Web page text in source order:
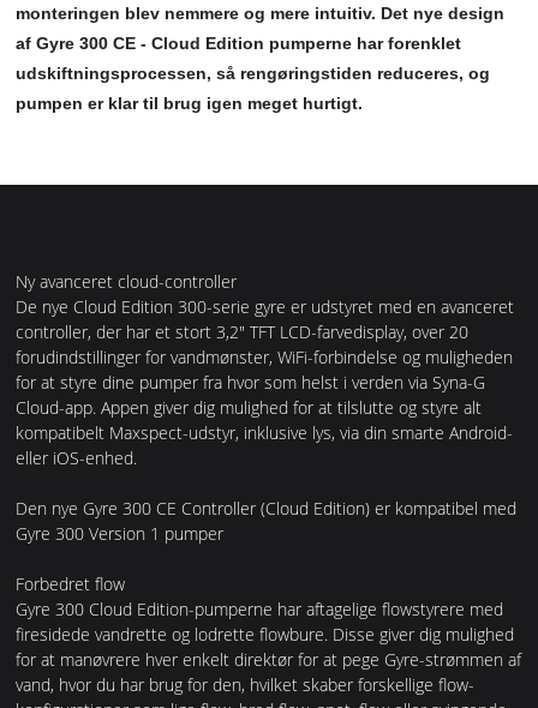
monteringen blev nemmere og mere intuitiv. Det nye design
af Gyre 300 CE - Cloud Edition pumperne har forenklet
udskiftningsprocessen, så rengøringstiden reduceres, og
pumpen er klar til brug igen meget hurtigt.
Ny avanceret cloud-controller
De nye Cloud Edition 300-serie gyre er udstyret med en avanceret
controller, der har et stort 3,2" TFT LCD-farvedisplay, over 20
forudindstillinger for vandmønster, WiFi-forbindelse og muligheden
for at styre dine pumper fra hvor som helst i verden via Syna-G
Cloud-app. Appen giver dig mulighed for at tilslutte og styre alt
kompatibelt Maxspect-udstyr, inklusive lys, via din smarte Android-
eller iOS-enhed.
Den nye Gyre 300 CE Controller (Cloud Edition) er kompatibel med
Gyre 300 Version 1 pumper
Forbedret flow
Gyre 300 Cloud Edition-pumperne har aftagelige flowstyrere med
firesidede vandrette og lodrette flowbure. Disse giver dig mulighed
for at manøvrere hver enkelt direktør for at pege Gyre-strømmen af
vand, hvor du har brug for den, hvilket skaber forskellige flow-